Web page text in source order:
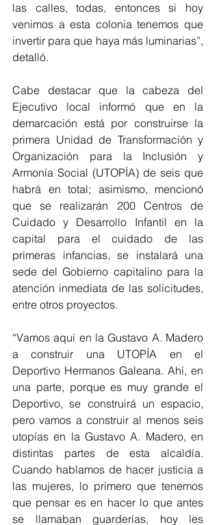
las calles, todas, entonces si hoy
venimos a esta colonia tenemos que
invertir para que haya más luminarias”,
detalló.
Cabe destacar que la cabeza del
Ejecutivo local informó que en la
demarcación está por construirse la
primera Unidad de Transformación y
Organización para la Inclusión y
Armonía Social (UTOPÍA) de seis que
habrá en total; asimismo, mencionó
que se realizarán 200 Centros de
Cuidado y Desarrollo Infantil en la
capital para el cuidado de las
primeras infancias, se instalará una
sede del Gobierno capitalino para la
atención inmediata de las solicitudes,
entre otros proyectos.
“Vamos aquí en la Gustavo A. Madero
a construir una UTOPÍA en el
Deportivo Hermanos Galeana. Ahí, en
una parte, porque es muy grande el
Deportivo, se construirá un espacio,
pero vamos a construir al menos seis
utopías en la Gustavo A. Madero, en
distintas partes de esta alcaldía.
Cuando hablamos de hacer justicia a
las mujeres, lo primero que tenemos
que pensar es en hacer lo que antes
se llamaban guarderías, hoy les